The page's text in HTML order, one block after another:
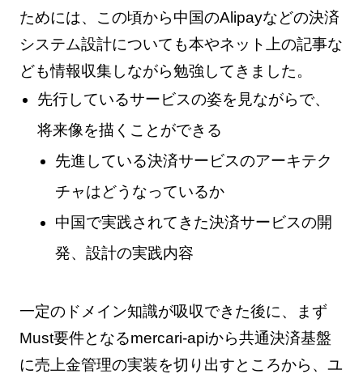
ためには、この頃から中国のAlipayなどの決済
システム設計についても本やネット上の記事な
ども情報収集しながら勉強してきました。
先行しているサービスの姿を見ながらで、
将来像を描くことができる
先進している決済サービスのアーキテク
チャはどうなっているか
中国で実践されてきた決済サービスの開
発、設計の実践内容
一定のドメイン知識が吸収できた後に、まず
Must要件となるmercari-apiから共通決済基盤
に売上金管理の実装を切り出すところから、ユ